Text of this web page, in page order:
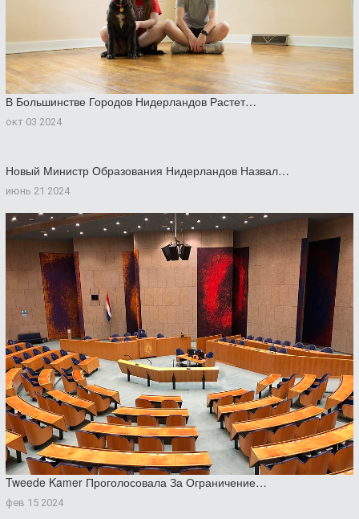
В Большинстве Городов Нидерландов Растет…
окт 03 2024
Новый Министр Образования Нидерландов Назвал…
июнь 21 2024
Tweede Kamer Проголосовала За Ограничение…
фев 15 2024